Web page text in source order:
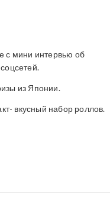
с мини интервью об
из Японии.
вкусный набор роллов.